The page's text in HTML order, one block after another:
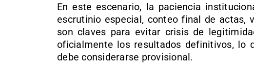
En este escenario, la paciencia
escrutinio especial, conteo final de
son claves para evitar crisis de
oficialmente los resultados definitivos, lo
debe considerarse provisional.